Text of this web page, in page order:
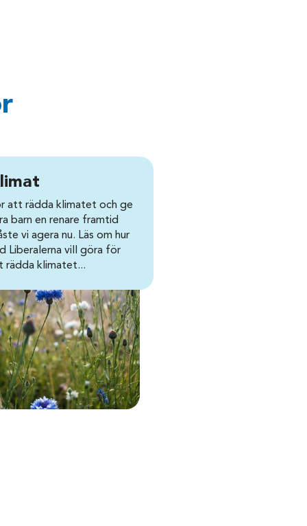
att rädda klimatet och ge
barn en renare framtid
vi agera nu. Läs om hur
Liberalerna vill göra för
rädda klimatet...